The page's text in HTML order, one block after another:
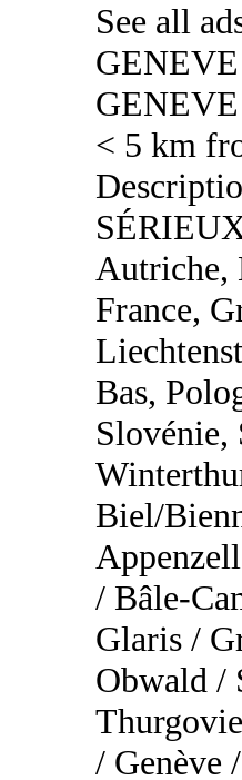
See all
GENEVE
GENEVE
< 5 km
Autriche,
France,
Bas,
Slovénie,
Biel/
/ Bâle-
Glaris /
Obwald /
/ Genève